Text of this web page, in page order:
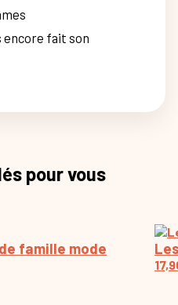
encore fait son
pour vous
famille mode